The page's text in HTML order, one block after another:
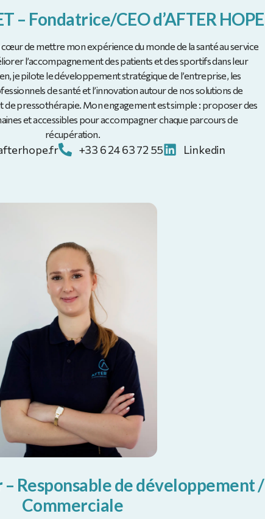
– Fondatrice/CEO d’AFTER HOPE
cœur de mettre mon expérience du monde de la santé au service
l’accompagnement des patients et des sportifs dans leur
je pilote le développement stratégique de l’entreprise, les
de santé et l’innovation autour de nos solutions de
pressothérapie. Mon engagement est simple : proposer des
et accessibles pour accompagner chaque parcours de
récupération.
+33 6 24 63 72 55 Linkedin
– Responsable de développement /
Commerciale